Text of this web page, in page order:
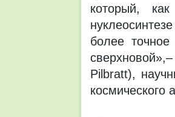
который,
более точное
Pilbratt),
космического